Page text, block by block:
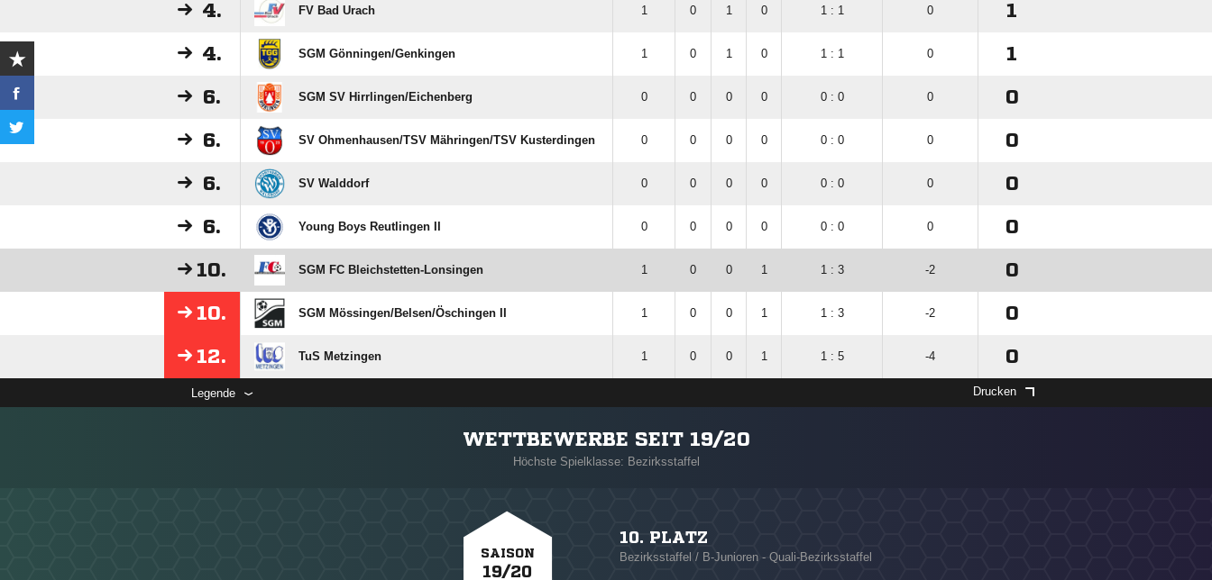
4. FV Bad Urach 1 0 1 0 1 : 1 0 1
4. SGM Gönningen/​Genkingen 1 0 1 0 1 : 1 0 1
6. SGM SV Hirrlingen/​Eichenberg 0 0 0 0 0 : 0 0 0
6. SV Ohmenhausen/​TSV Mähringen/​TSV Kusterdingen 0 0 0 0 0 : 0 0 0
6. SV Walddorf 0 0 0 0 0 : 0 0 0
6. Young Boys Reutlingen II 0 0 0 0 0 : 0 0 0
10. SGM FC Bleichstetten-Lonsingen 1 0 0 1 1 : 3 -2 0
10. SGM Mössingen/​Belsen/​Öschingen II 1 0 0 1 1 : 3 -2 0
12. TuS Metzingen 1 0 0 1 1 : 5 -4 0
Legende Drucken
WETTBEWERBE SEIT 19/20
Höchste Spielklasse: Bezirksstaffel
SAISON
19/20
10. PLATZ
Bezirksstaffel / B-Junioren - Quali-Bezirksstaffel